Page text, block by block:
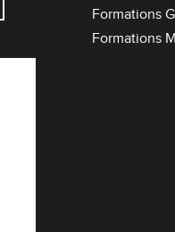
Formations
Formations